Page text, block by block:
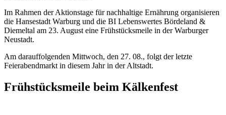
Im Rahmen der Aktionstage für nachhaltige Ernährung organisieren
die Hansestadt Warburg und die BI Lebenswertes Bördeland &
Diemeltal am 23. August eine Frühstücksmeile in der Warburger
Neustadt.
Am darauffolgenden Mittwoch, den 27. 08., folgt der letzte
Feierabendmarkt in diesem Jahr in der Altstadt.
Frühstücksmeile beim Kälkenfest